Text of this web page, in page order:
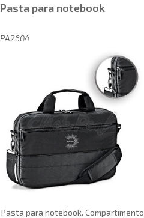
Pasta para notebook
PA2604
Pasta para notebook. Compartimento